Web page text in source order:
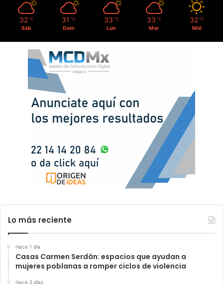
32 ℃
Sáb
31 ℃
Dom
33 ℃
Lun
33 ℃
Mar
32 ℃
Mié
Lo más reciente
Hace 1 día
Casas Carmen Serdán: espacios que ayudan a
mujeres poblanas a romper ciclos de violencia
Hace 2 días